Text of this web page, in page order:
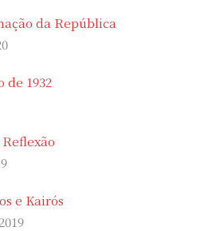
da República
de 1932
e Kairós